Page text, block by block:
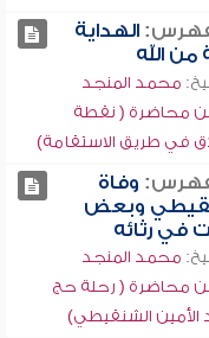
الهداية
من الله
محمد المنجد
محاضرة ( نقطة
في طريق الاستقامة)
وفاة
وبعض
في رثائه
محمد المنجد
محاضرة ( رحلة حج
الشنقيطي)